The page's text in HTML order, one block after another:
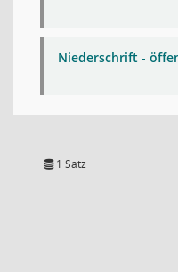
Niederschrift -
1 Satz